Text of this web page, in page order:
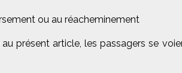
ou au réacheminement
présent article, les passagers se